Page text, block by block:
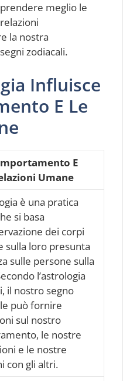
meglio le
la nostra
zodiacali.
Influisce
E Le
E
Umane
è una pratica
si basa
dei corpi
sulla loro presunta
sulle persone sulla
l’astrologia
il nostro segno
può fornire
sul nostro
le nostre
e le nostre
con gli altri.